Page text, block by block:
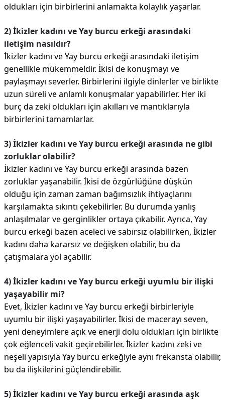
oldukları için birbirlerini anlamakta kolaylık yaşarlar.
2) İkizler kadını ve Yay burcu erkeği arasındaki
iletişim nasıldır?
İkizler kadını ve Yay burcu erkeği arasındaki iletişim
genellikle mükemmeldir. İkisi de konuşmayı ve
paylaşmayı severler. Birbirlerini ilgiyle dinlerler ve birlikte
uzun süreli ve anlamlı konuşmalar yapabilirler. Her iki
burç da zeki oldukları için akılları ve mantıklarıyla
birbirlerini tamamlarlar.
3) İkizler kadını ve Yay burcu erkeği arasında ne gibi
zorluklar olabilir?
İkizler kadını ve Yay burcu erkeği arasında bazen
zorluklar yaşanabilir. İkisi de özgürlüğüne düşkün
olduğu için zaman zaman bağımsızlık ihtiyaçlarını
karşılamakta sıkıntı çekebilirler. Bu durumda yanlış
anlaşılmalar ve gerginlikler ortaya çıkabilir. Ayrıca, Yay
burcu erkeği bazen aceleci ve sabırsız olabilirken, İkizler
kadını daha kararsız ve değişken olabilir, bu da
çatışmalara yol açabilir.
4) İkizler kadını ve Yay burcu erkeği uyumlu bir ilişki
yaşayabilir mi?
Evet, İkizler kadını ve Yay burcu erkeği birbirleriyle
uyumlu bir ilişki yaşayabilirler. İkisi de macerayı seven,
yeni deneyimlere açık ve enerji dolu oldukları için birlikte
çok eğlenceli vakit geçirebilirler. İkizler kadını zeki ve
neşeli yapısıyla Yay burcu erkeğiyle aynı frekansta olabilir,
bu da ilişkilerini güçlendirebilir.
5) İkizler kadını ve Yay burcu erkeği arasında aşk